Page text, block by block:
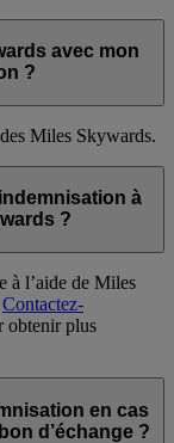
avec mon
?
Miles Skywards.
à
?
à l’aide de Miles
Contactez-
obtenir plus
en cas
d’échange ?